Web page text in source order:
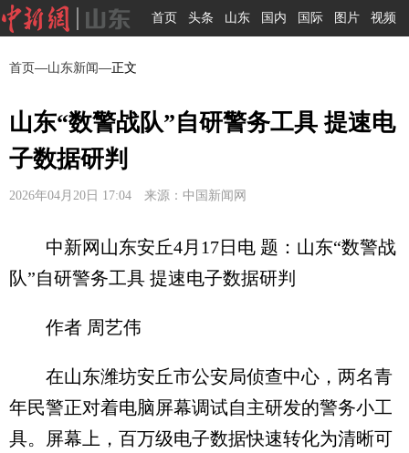
首页 头条 山东 国内 国际 图片 视频
首页—山东新闻—正文
山东“数警战队”自研警务工具 提速电
子数据研判
2026年04月20日 17:04 来源：中国新闻网
中新网山东安丘4月17日电 题：山东“数警战
队”自研警务工具 提速电子数据研判
作者 周艺伟
在山东潍坊安丘市公安局侦查中心，两名青
年民警正对着电脑屏幕调试自主研发的警务小工
具。屏幕上，百万级电子数据快速转化为清晰可